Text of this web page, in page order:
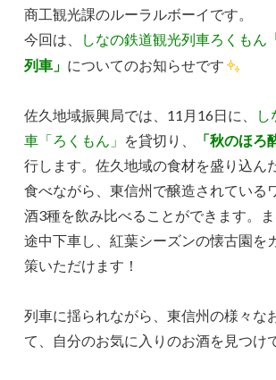
商工観光課のルーラルボーイです。
今回は、
しなの鉄道観光列車ろくもん
列車」 についてのお知らせです
佐久地域振興局では、11月16日に、
し
車「ろくもん」 を貸切り、 「秋のほろ
行します。佐久地域の食材を盛り込ん
食べながら、東信州で醸造されている
酒3種を飲み比べることができます。
途中下車し、紅葉シーズンの懐古園を
策いただけます！
列車に揺られながら、東信州の様々な
て、自分のお気に入りのお酒を見つけ